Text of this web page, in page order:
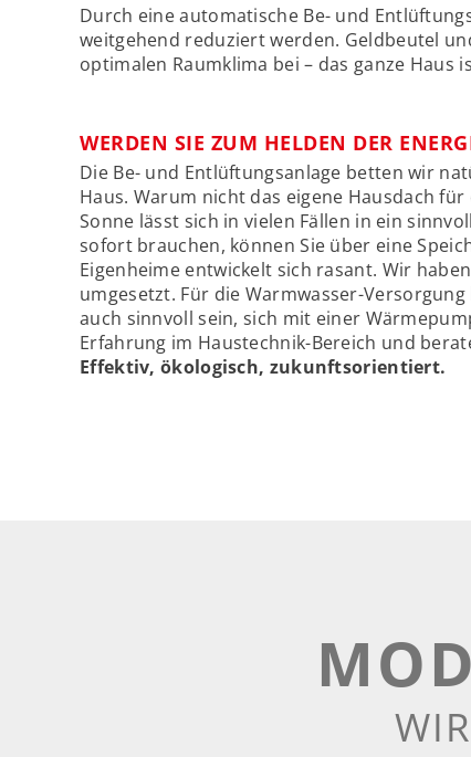
Durch eine automatische Be- und
weitgehend reduziert werden. Geldbeutel
optimalen Raumklima bei – das ganze
WERDEN SIE ZUM HELDEN DER
Die Be- und Entlüftungsanlage betten wir
Haus. Warum nicht das eigene Hausdach
Sonne lässt sich in vielen Fällen in ein
sofort brauchen, können Sie über eine
Eigenheime entwickelt sich rasant. Wir
umgesetzt. Für die Warmwasser-
auch sinnvoll sein, sich mit einer
Erfahrung im Haustechnik-Bereich und
Effektiv, ökologisch, zukunftsorientiert.